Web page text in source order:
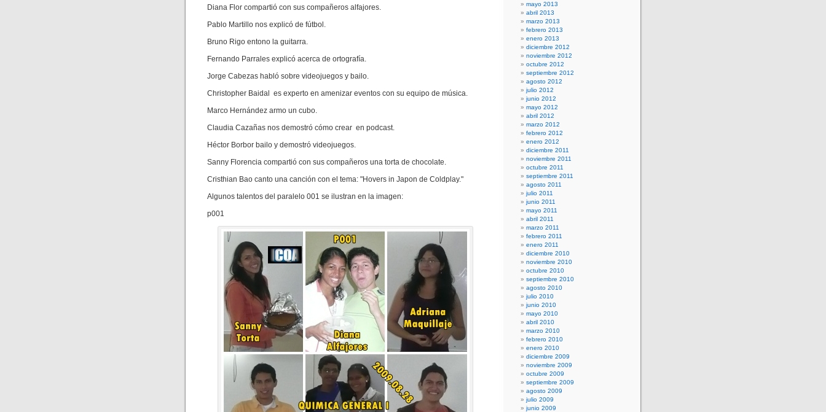
Diana Flor compartió con sus compañeros alfajores.
Pablo Martillo nos explicó de fútbol.
Bruno Rigo entono la guitarra.
Fernando Parrales explicó acerca de ortografía.
Jorge Cabezas habló sobre videojuegos y bailo.
Christopher Baidal es experto en amenizar eventos con su equipo de música.
Marco Hernández armo un cubo.
Claudia Cazañas nos demostró cómo crear en podcast.
Héctor Borbor bailo y demostró videojuegos.
Sanny Florencia compartió con sus compañeros una torta de chocolate.
Cristhian Bao canto una canción con el tema: "Hovers in Japon de Coldplay."
Algunos talentos del paralelo 001 se ilustran en la imagen:
p001
mayo 2013
abril 2013
marzo 2013
febrero 2013
enero 2013
diciembre 2012
noviembre 2012
octubre 2012
septiembre 2012
agosto 2012
julio 2012
junio 2012
mayo 2012
abril 2012
marzo 2012
febrero 2012
enero 2012
diciembre 2011
noviembre 2011
octubre 2011
septiembre 2011
agosto 2011
julio 2011
junio 2011
mayo 2011
abril 2011
marzo 2011
febrero 2011
enero 2011
diciembre 2010
noviembre 2010
octubre 2010
septiembre 2010
agosto 2010
julio 2010
junio 2010
mayo 2010
abril 2010
marzo 2010
febrero 2010
enero 2010
diciembre 2009
noviembre 2009
octubre 2009
septiembre 2009
agosto 2009
julio 2009
junio 2009